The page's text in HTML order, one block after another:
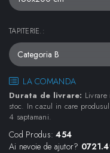
TAPITERIE. :
LA COMANDA
Durata de livrare:
stoc. In cazul in care
4 saptamani.
Cod Produs: 454
Ai nevoie de ajutor?